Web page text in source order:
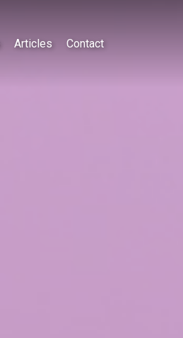
Articles Contact